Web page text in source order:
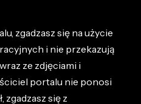
zgadzasz się na użycie
i nie przekazują
ze zdjęciami i
portalu nie ponosi
się z